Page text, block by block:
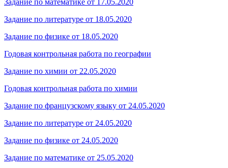
Задание по литературе от 18.05.2020
Задание по физике от 18.05.2020
Годовая контрольная работа по географии
Задание по химии от 22.05.2020
Годовая контрольная работа по химии
Задание по французскому языку от 24.05.2020
Задание по литературе от 24.05.2020
Задание по физике от 24.05.2020
Задание по математике от 25.05.2020